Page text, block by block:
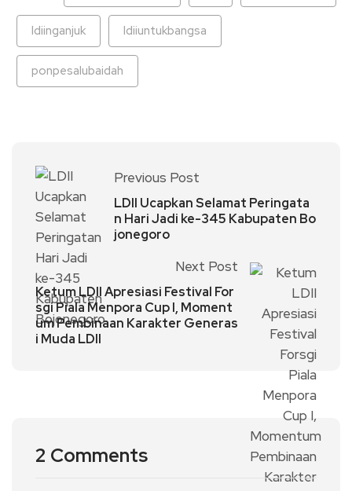
ldiinganjuk ldiiuntukbangsa
ponpesalubaidah
Previous Post
LDII Ucapkan Selamat Peringata
n Hari Jadi ke-345 Kabupaten Bo
jonegoro
Next Post
Ketum LDII Apresiasi Festival For
sgi Piala Menpora Cup I, Moment
um Pembinaan Karakter Generas
i Muda LDII
2 Comments